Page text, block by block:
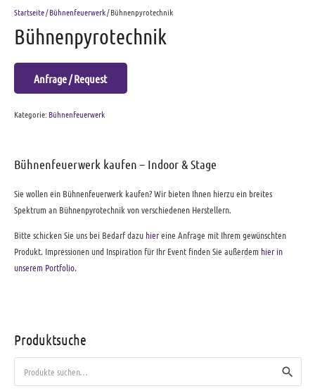
Startseite/Bühnenfeuerwerk/ Bühnenpyrotechnik
Bühnenpyrotechnik
Anfrage / Request
Kategorie: Bühnenfeuerwerk
Bühnenfeuerwerk kaufen – Indoor & Stage
Sie wollen ein Bühnenfeuerwerk kaufen? Wir bieten Ihnen hierzu ein breites
Spektrum an Bühnenpyrotechnik von verschiedenen Herstellern.
Bitte schicken Sie uns bei Bedarf dazu hiereine Anfrage mit Ihrem gewünschten
Produkt. Impressionen und Inspiration für Ihr Event finden Sie außerdem hier in
unserem Portfolio.
Produktsuche